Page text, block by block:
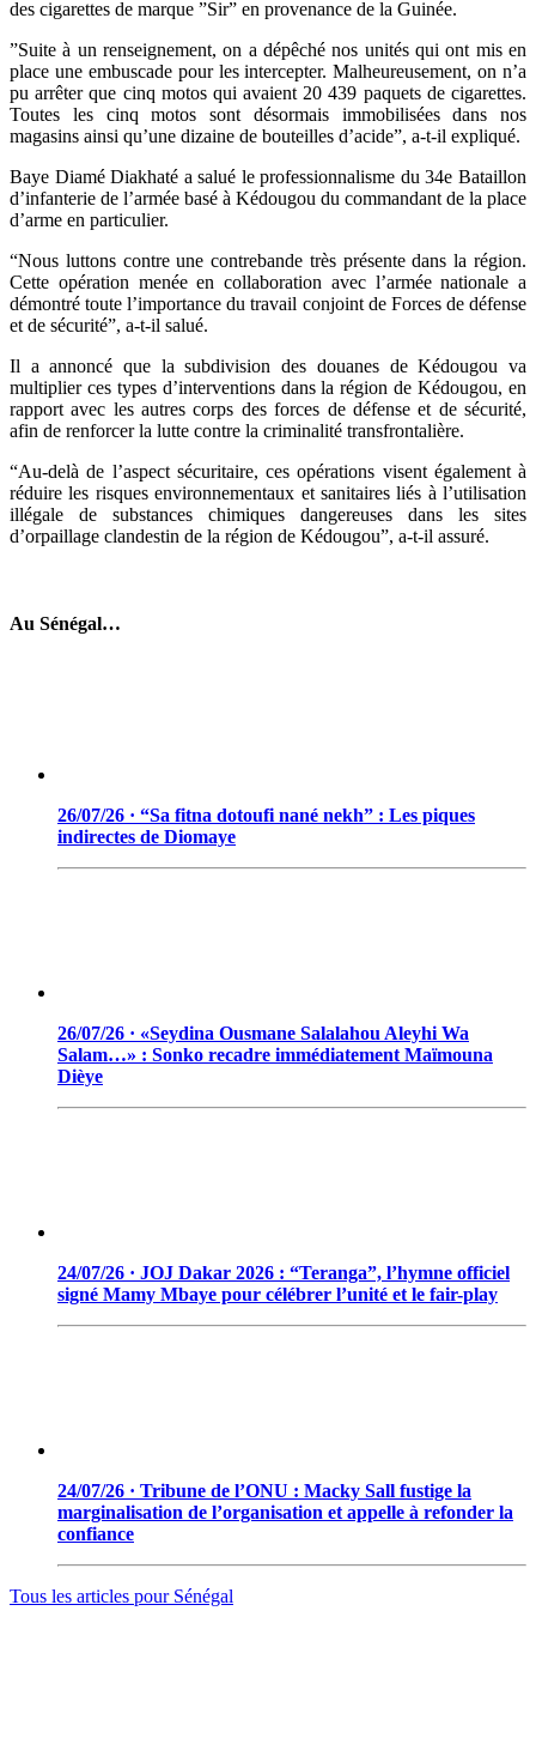
des cigarettes de marque ”Sir” en provenance de la Guinée.
”Suite à un renseignement, on a dépêché nos unités qui ont mis en
place une embuscade pour les intercepter. Malheureusement, on n’a
pu arrêter que cinq motos qui avaient 20 439 paquets de cigarettes.
Toutes les cinq motos sont désormais immobilisées dans nos
magasins ainsi qu’une dizaine de bouteilles d’acide”, a-t-il expliqué.
Baye Diamé Diakhaté a salué le professionnalisme du 34e Bataillon
d’infanterie de l’armée basé à Kédougou du commandant de la place
d’arme en particulier.
“Nous luttons contre une contrebande très présente dans la région.
Cette opération menée en collaboration avec l’armée nationale a
démontré toute l’importance du travail conjoint de Forces de défense
et de sécurité”, a-t-il salué.
Il a annoncé que la subdivision des douanes de Kédougou va
multiplier ces types d’interventions dans la région de Kédougou, en
rapport avec les autres corps des forces de défense et de sécurité,
afin de renforcer la lutte contre la criminalité transfrontalière.
“Au-delà de l’aspect sécuritaire, ces opérations visent également à
réduire les risques environnementaux et sanitaires liés à l’utilisation
illégale de substances chimiques dangereuses dans les sites
d’orpaillage clandestin de la région de Kédougou”, a-t-il assuré.
Au Sénégal…
26/07/26 · “Sa fitna dotoufi nané nekh” : Les piques
indirectes de Diomaye
26/07/26 · «Seydina Ousmane Salalahou Aleyhi Wa
Salam…» : Sonko recadre immédiatement Maïmouna
Dièye
24/07/26 · JOJ Dakar 2026 : “Teranga”, l’hymne officiel
signé Mamy Mbaye pour célébrer l’unité et le fair-play
24/07/26 · Tribune de l’ONU : Macky Sall fustige la
marginalisation de l’organisation et appelle à refonder la
confiance
Tous les articles pour Sénégal